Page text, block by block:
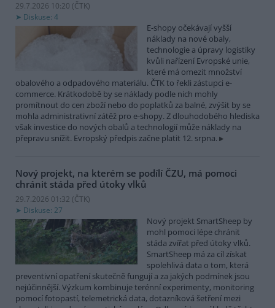
29.7.2026 10:20 (ČTK)
Diskuse: 4
E-shopy očekávají vyšší
náklady na nové obaly,
technologie a úpravy logistiky
kvůli nařízení Evropské unie,
které má omezit množství
obalového a odpadového materiálu. ČTK to řekli zástupci e-
commerce. Krátkodobě by se náklady podle nich mohly
promítnout do cen zboží nebo do poplatků za balné, zvýšit by se
mohla administrativní zátěž pro e-shopy. Z dlouhodobého hlediska
však investice do nových obalů a technologií může náklady na
přepravu snížit. Evropský předpis začne platit 12. srpna.
Nový projekt, na kterém se podílí ČZU, má pomoci
chránit stáda před útoky vlků
29.7.2026 01:32 (ČTK)
Diskuse: 27
Nový projekt SmartSheep by
mohl pomoci lépe chránit
stáda zvířat před útoky vlků.
SmartSheep má za cíl získat
spolehlivá data o tom, která
preventivní opatření skutečně fungují a za jakých podmínek jsou
nejúčinnější. Výzkum kombinuje terénní experimenty, monitoring
pomocí fotopastí, telemetrická data, dotazníková šetření mezi